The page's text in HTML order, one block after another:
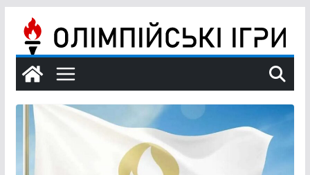
вмісту